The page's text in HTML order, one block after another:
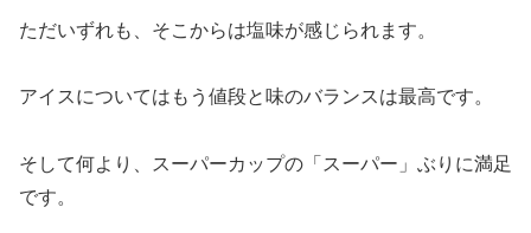
ただいずれも、そこからは塩味が感じられます。
アイスについてはもう値段と味のバランスは最高です。
そして何より、スーパーカップの「スーパー」ぶりに満足
です。